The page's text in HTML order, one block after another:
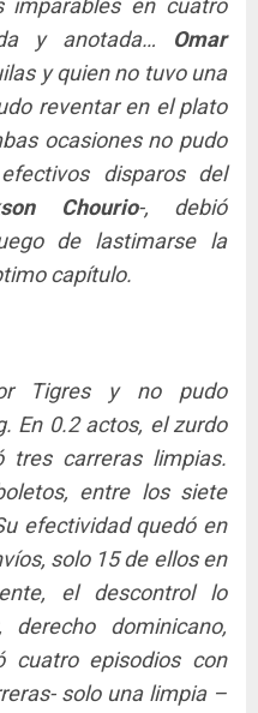
imparables en cuatro
y anotada… Omar
y quien no tuvo una
reventar en el plato
ocasiones no pudo
disparos del
Chourio-, debió
de lastimarse la
capítulo.
Tigres y no pudo
En 0.2 actos, el zurdo
tres carreras limpias.
entre los siete
efectividad quedó en
solo 15 de ellos en
el descontrol lo
derecho dominicano,
cuatro episodios con
solo una limpia –